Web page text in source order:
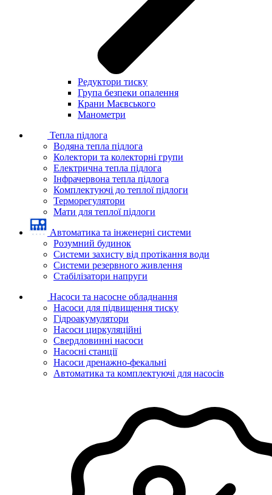
Редуктори тиску
Група безпеки опалення
Крани Маєвського
Манометри
Тепла підлога
Водяна тепла підлога
Колектори та колекторні групи
Електрична тепла підлога
Інфрачервона тепла підлога
Комплектуючі до теплої підлоги
Терморегулятори
Мати для теплої підлоги
Автоматика та інженерні системи
Розумний будинок
Системи захисту від протікання води
Системи резервного живлення
Стабілізатори напруги
Насоси та насосне обладнання
Насоси для підвищення тиску
Гідроакумулятори
Насоси циркуляційні
Свердловинні насоси
Насосні станції
Насоси дренажно-фекальні
Автоматика та комплектуючі для насосів